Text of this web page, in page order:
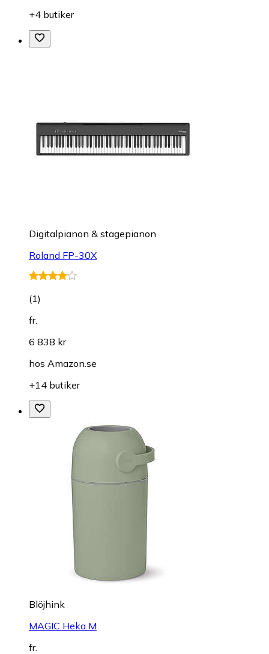
+4 butiker
Digitalpianon & stagepianon
Roland FP-30X
(1)
fr.
6 838 kr
hos Amazon.se
+14 butiker
Blöjhink
MAGIC Heka M
fr.